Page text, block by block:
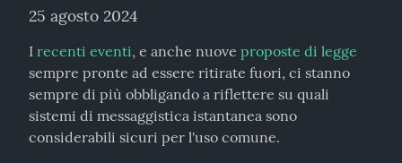
25 agosto 2024
I recenti eventi, e anche nuove proposte di legge
sempre pronte ad essere ritirate fuori, ci stanno
sempre di più obbligando a riflettere su quali
sistemi di messaggistica istantanea sono
considerabili sicuri per l'uso comune.